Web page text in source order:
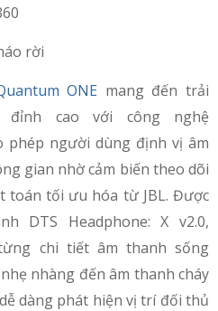
rời
ONE mang đến trải
đỉnh cao với công nghệ
phép người dùng định vị âm
gian nhờ cảm biến theo dõi
toán tối ưu hóa từ JBL. Được
DTS Headphone: X v2.0,
chi tiết âm thanh sống
nhàng đến âm thanh cháy
dàng phát hiện vị trí đối thủ